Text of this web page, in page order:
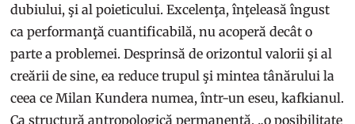
dubiului, şi al poieticului. Excelenţa, înţeleasă îngust
ca performanţă cuantificabilă, nu acoperă decât o
parte a problemei. Desprinsă de orizontul valorii şi al
creării de sine, ea reduce trupul şi mintea tânărului la
ceea ce Milan Kundera numea, într-un eseu, kafkianul.
Ca structură antropologică permanentă, „o posibilitate